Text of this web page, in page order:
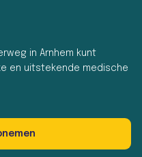
in Arnhem kunt
en uitstekende medische